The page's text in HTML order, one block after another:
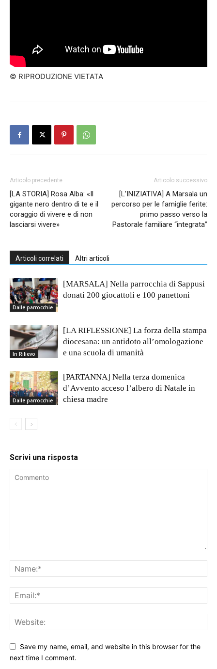
© RIPRODUZIONE VIETATA
Articolo precedente
[LA STORIA] Rosa Alba: «Il
gigante nero dentro di te e il
coraggio di vivere e di non
lasciarsi vivere»
Articolo successivo
[L’INIZIATIVA] A Marsala un
percorso per le famiglie ferite:
primo passo verso la
Pastorale familiare “integrata”
Articoli correlati Altri articoli
Dalle parrocchie
[MARSALA] Nella parrocchia di Sappusi
donati 200 giocattoli e 100 panettoni
In Rilievo
[LA RIFLESSIONE] La forza della stampa
diocesana: un antidoto all’omologazione
e una scuola di umanità
Dalle parrocchie
[PARTANNA] Nella terza domenica
d’Avvento acceso l’albero di Natale in
chiesa madre
Scrivi una risposta
Save my name, email, and website in this browser for the
next time I comment.